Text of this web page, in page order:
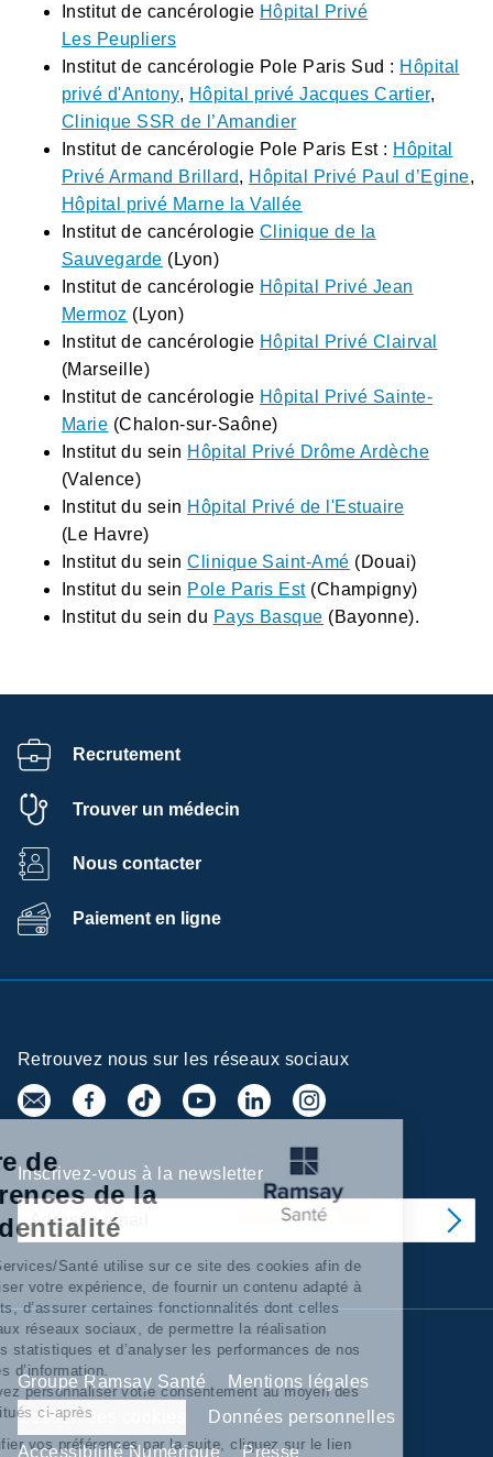
Institut de cancérologie Hôpital Privé
Les Peupliers
Institut de cancérologie Pole Paris Sud : Hôpital
privé d'Antony, Hôpital privé Jacques Cartier,
Clinique SSR de l’Amandier
Institut de cancérologie Pole Paris Est : Hôpital
Privé Armand Brillard, Hôpital Privé Paul d’Egine,
Hôpital privé Marne la Vallée
Institut de cancérologie Clinique de la
Sauvegarde (Lyon)
Institut de cancérologie Hôpital Privé Jean
Mermoz (Lyon)
Institut de cancérologie Hôpital Privé Clairval
(Marseille)
Institut de cancérologie Hôpital Privé Sainte-
Marie (Chalon-sur-Saône)
Institut du sein Hôpital Privé Drôme Ardèche
(Valence)
Institut du sein Hôpital Privé de l'Estuaire
(Le Havre)
Institut du seinClinique Saint-Amé (Douai)
Institut du sein Pole Paris Est(Champigny)
Institut du sein du Pays Basque (Bayonne).
Recrutement
Trouver un médecin
Nous contacter
Paiement en ligne
Retrouvez nous sur les réseaux sociaux
Inscrivez-vous à la newsletter
Groupe Ramsay Santé
Mentions légales
Gestion des cookies
Données personnelles
Accessibilité Numérique
Presse
Centre de
préférences de la
confidentialité
Ramsay Services/Santé utilise sur ce site des cookies afin de
personnaliser votre expérience, de fournir un contenu adapté à
vos intérêts, d’assurer certaines fonctionnalités dont celles
relatives aux réseaux sociaux, de permettre la réalisation
d’'analyses statistiques et d’analyser les performances de nos
campagnes d’information.
Vous pouvez personnaliser votre consentement au moyen des
boutons situés ci-après
Pour modifier vos préférences par la suite, cliquez sur le lien